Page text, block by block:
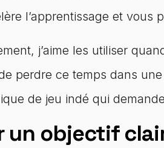
l’apprentissage et vous
j’aime les utiliser
perdre ce temps dans
de jeu indé qui
un objectif